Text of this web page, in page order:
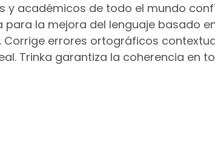
y académicos de todo el mundo
la mejora del lenguaje basado
errores ortográficos
Trinka garantiza la coherencia en